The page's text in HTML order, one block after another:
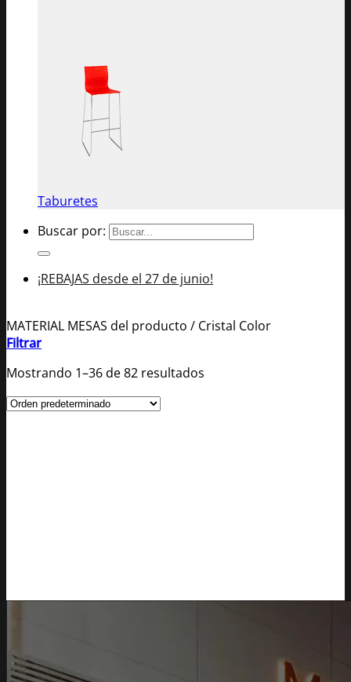
Taburetes
Buscar por:
¡REBAJAS desde el 27 de junio!
MATERIAL MESAS del producto / Cristal Color
Filtrar
Mostrando 1–36 de 82 resultados